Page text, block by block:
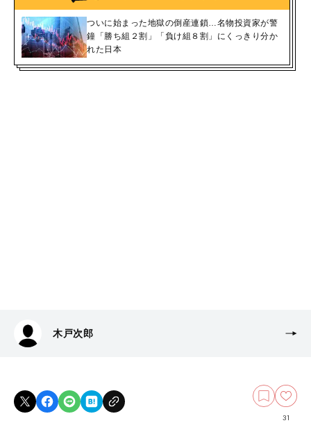
ついに始まった地獄の倒産連鎖…名物投資家が警
鐘「勝ち組２割」「負け組８割」にくっきり分か
れた日本
木戸次郎
31